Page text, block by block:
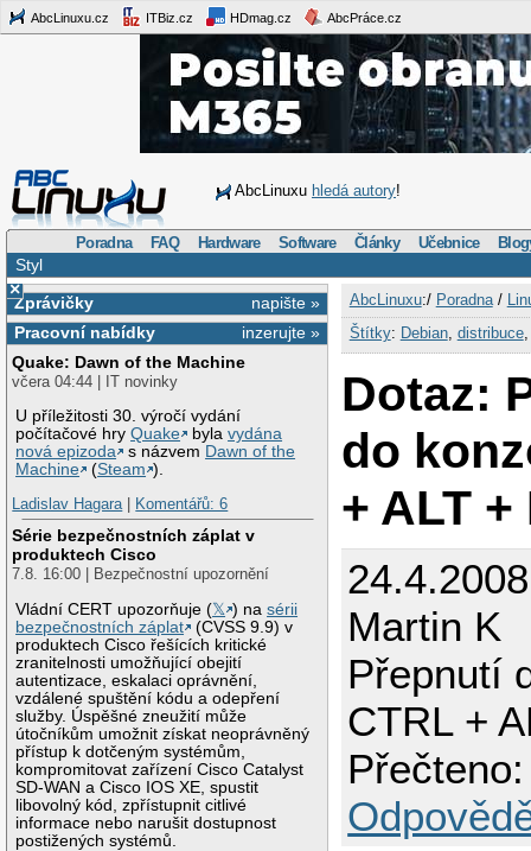
AbcLinuxu.cz ITBiz.cz HDmag.cz AbcPráce.cz
AbcLinuxu hledá autory!
Poradna FAQ Hardware Software Články Učebnice
Styl
×
napište »
Zprávičky
inzerujte »
Pracovní nabídky
Quake: Dawn of the Machine
včera 04:44 | IT novinky
U příležitosti 30. výročí vydání
počítačové hryQuake bylavydána
nová epizoda
s názvem Dawn of the
Machine
(Steam ).
Ladislav Hagara| Komentářů: 6
Série bezpečnostních záplat v
produktech Cisco
7.8. 16:00 | Bezpečnostní upozornění
Vládní CERT upozorňuje (𝕏 ) nasérii
bezpečnostních záplat
(CVSS 9.9) v
produktech Cisco řešících kritické
zranitelnosti umožňující obejití
autentizace, eskalaci oprávnění,
vzdálené spuštění kódu a odepření
služby. Úspěšné zneužití může
útočníkům umožnit získat neoprávněný
přístup k dotčeným systémům,
kompromitovat zařízení Cisco Catalyst
SD-WAN a Cisco IOS XE, spustit
libovolný kód, zpřístupnit citlivé
informace nebo narušit dostupnost
postižených systémů.
AbcLinuxu:/ Poradna/
Štítky: Debian, distribuce
Dotaz:
do
+ ALT +
Martin K
Přepnutí
CTRL +